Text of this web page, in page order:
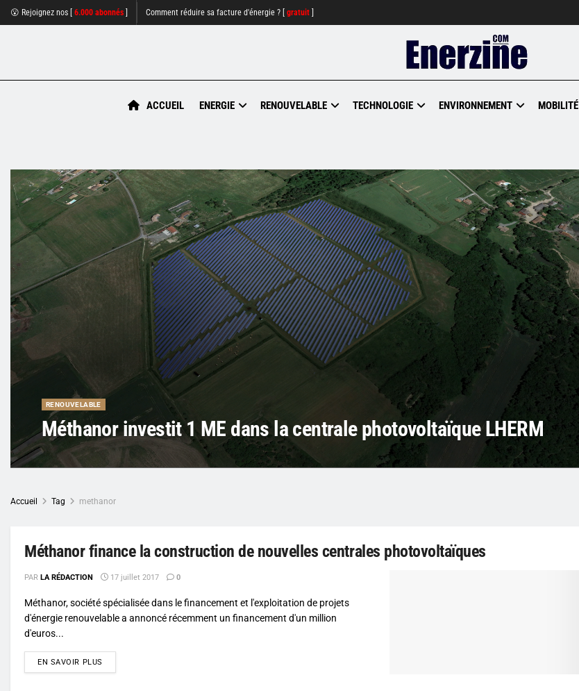
😮 Rejoignez nos [ 6.000 abonnés Comment réduire sa facture d'énergie ? [ gratuit
ACCUEIL ENERGIE RENOUVELABLE TECHNOLOGIE ENVIRONNEMENT MOBILITÉ
RENOUVELABLE
Méthanor investit 1 ME dans la centrale photovoltaïque LHERM
Accueil Tag methanor
Méthanor finance la construction de nouvelles centrales photovoltaïques
PAR LA RÉDACTION 17 juillet 2017 0
Méthanor, société spécialisée dans le financement et l'exploitation de projets
d'énergie renouvelable a annoncé récemment un financement d'un million
d'euros...
EN SAVOIR PLUS